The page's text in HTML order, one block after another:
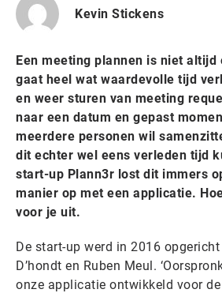
Kevin Stickens
Een meeting plannen is niet altijd
gaat heel wat waardevolle tijd
en weer sturen van meeting
naar een datum en gepast
meerdere personen wil
dit echter wel eens verleden tijd
start-up Plann3r lost dit immers
manier op met een applicatie.
voor je uit.
De start-up werd in 2016
D’hondt en Ruben Meul.
onze applicatie ontwikkeld voor